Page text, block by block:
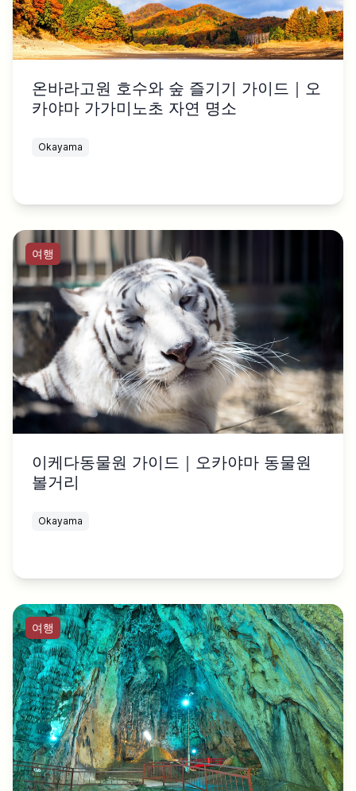
온바라고원 호수와 숲 즐기기 가이드｜오
카야마 가가미노초 자연 명소
Okayama
여행
이케다동물원 가이드｜오카야마 동물원
볼거리
Okayama
여행